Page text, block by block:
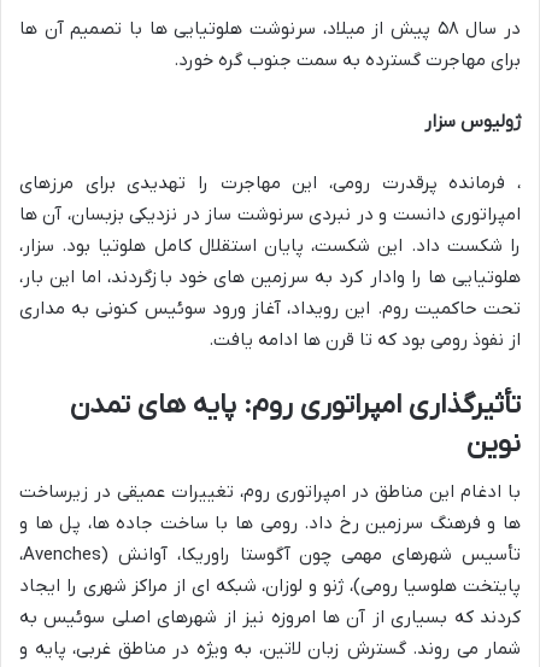
در سال ۵۸ پیش از میلاد، سرنوشت هلوتیایی ها با تصمیم آن ها
برای مهاجرت گسترده به سمت جنوب گره خورد.
ژولیوس سزار
، فرمانده پرقدرت رومی، این مهاجرت را تهدیدی برای مرزهای
امپراتوری دانست و در نبردی سرنوشت ساز در نزدیکی بزبسان، آن ها
را شکست داد. این شکست، پایان استقلال کامل هلوتیا بود. سزار،
هلوتیایی ها را وادار کرد به سرزمین های خود بازگردند، اما این بار،
تحت حاکمیت روم. این رویداد، آغاز ورود سوئیس کنونی به مداری
از نفوذ رومی بود که تا قرن ها ادامه یافت.
تأثیرگذاری امپراتوری روم: پایه های تمدن
نوین
با ادغام این مناطق در امپراتوری روم، تغییرات عمیقی در زیرساخت
ها و فرهنگ سرزمین رخ داد. رومی ها با ساخت جاده ها، پل ها و
تأسیس شهرهای مهمی چون آگوستا راوریکا، آوانش (Avenches،
پایتخت هلوسیا رومی)، ژنو و لوزان، شبکه ای از مراکز شهری را ایجاد
کردند که بسیاری از آن ها امروزه نیز از شهرهای اصلی سوئیس به
شمار می روند. گسترش زبان لاتین، به ویژه در مناطق غربی، پایه و